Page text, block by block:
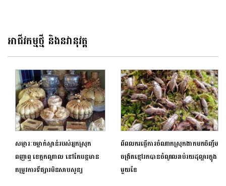
បច្ចេកវិទ្យា និងនវានុវត្តន៍
អាជីវកម្មថ្មី និងនវានុវត្ត
សម្ភារៈចម្លាក់ស្ពាន់របស់អ្នកស្រុក
ពញាឮ ខេត្តកណ្តាល នៅតែបន្តមាន
តម្រូវការទីផ្សារមិនសាបសូន្យ
ពីពលករធ្វើការចំណាកស្រុកងាកមកចិញ្ចឹម
ចង្រិតខ្មៅរកបានចំណូលរាប់រយដុល្លារក្នុង
មួយខែ